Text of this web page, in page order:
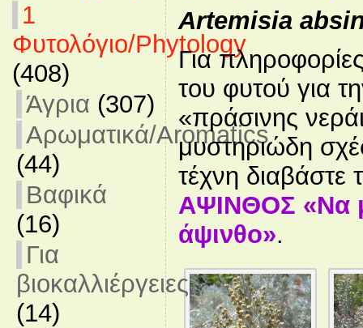
1
Φυτολόγιο/Phytology
(408)
Άγρια (307)
Αρωματικά/Aromatics
(44)
Βαφικά
(16)
Για
βιοκαλλιέργειες
(14)
Artemisia
Για
του φυτού για
«πράσινης
μυστηριώδη
τέχνη διαβάστε
ΑΨΙΝΘΟΣ «Να
άψινθο».